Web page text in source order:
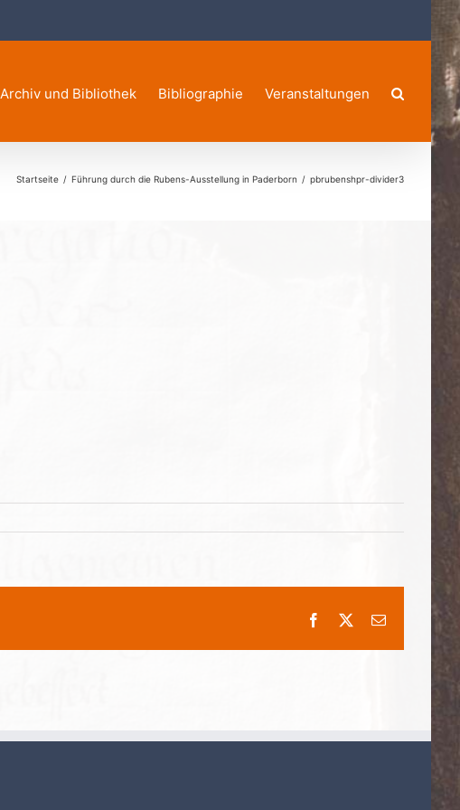
Archiv und Bibliothek Bibliographie Veranstaltungen
Startseite Führung durch die Rubens-Ausstellung in Paderborn pbrubenshpr-divider3
Facebook
E-